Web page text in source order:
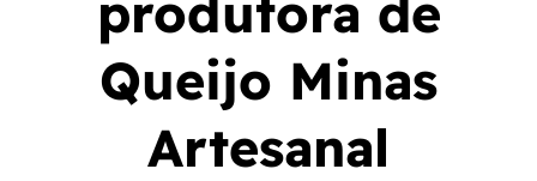
Queijo Minas
Artesanal